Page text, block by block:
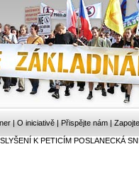
| O iniciativě | Přispějte nám |
K PETICÍM POSLANECKÁ